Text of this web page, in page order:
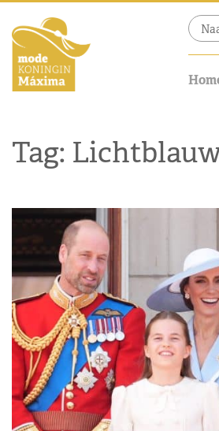
Tag: